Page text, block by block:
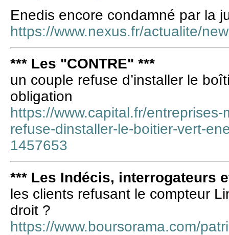
Enedis encore condamné par la
https://www.nexus.fr/actualite/
*** Les "CONTRE" ***
un couple refuse d’installer le
obligation
https://www.capital.fr/
refuse-dinstaller-le-boitier-vert-
1457653
*** Les Indécis, interrogateurs
les clients refusant le compteur
droit ?
https://www.boursorama.com/